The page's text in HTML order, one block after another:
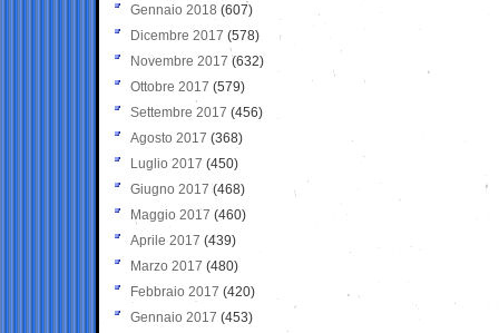
Gennaio 2018 (607)
Dicembre 2017 (578)
Novembre 2017 (632)
Ottobre 2017 (579)
Settembre 2017 (456)
Agosto 2017 (368)
Luglio 2017 (450)
Giugno 2017 (468)
Maggio 2017 (460)
Aprile 2017 (439)
Marzo 2017 (480)
Febbraio 2017 (420)
Gennaio 2017 (453)